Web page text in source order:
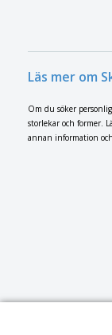
Läs mer om
Om du söker
storlekar och former.
annan information